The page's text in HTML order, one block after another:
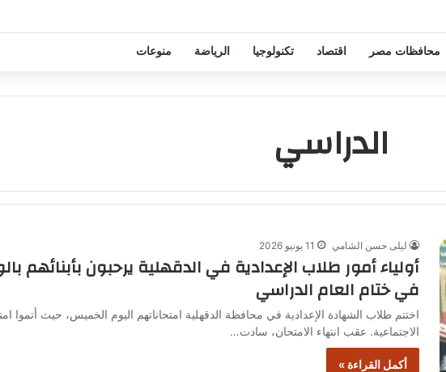
والشناوي
محافظات مصر اقتصاد تكنولوجيا الرياضة منوعات
الدراسي
ليلى حسن الشامي 11 يونيو 2026
أولياء أمور طلاب الإعدادية في الدقهلية يرحبون بأبنائهم
في ختام العام الدراسي
اختتم طلاب الشهادة الإعدادية في محافظة الدقهلية امتحاناتهم اليوم الخميس، حيث أتموا
الاجتماعية. عقب انتهاء الامتحان، سادت…
أكمل القراءة »